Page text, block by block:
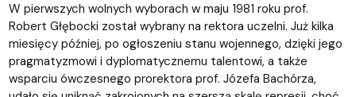
W pierwszych wolnych wyborach w maju 1981 roku prof.
Robert Głębocki został wybrany na rektora uczelni. Już kilka
miesięcy później, po ogłoszeniu stanu wojennego, dzięki jego
pragmatyzmowi i dyplomatycznemu talentowi, a także
wsparciu ówczesnego prorektora prof. Józefa Bachórza,